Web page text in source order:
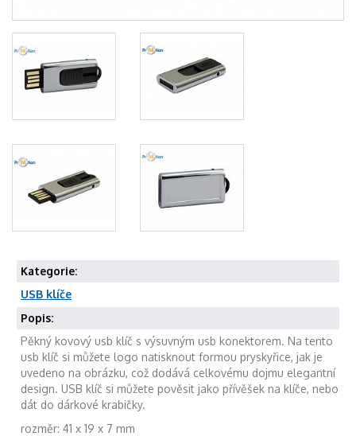
Kategorie:
USB klíče
Popis:
Pěkný kovový usb klíč s výsuvným usb konektorem. Na tento
usb klíč si můžete logo natisknout formou pryskyřice, jak je
uvedeno na obrázku, což dodává celkovému dojmu elegantní
design. USB klíč si můžete pověsit jako přívěšek na klíče, nebo
dát do dárkové krabičky.
rozměr: 41 x 19 x 7 mm